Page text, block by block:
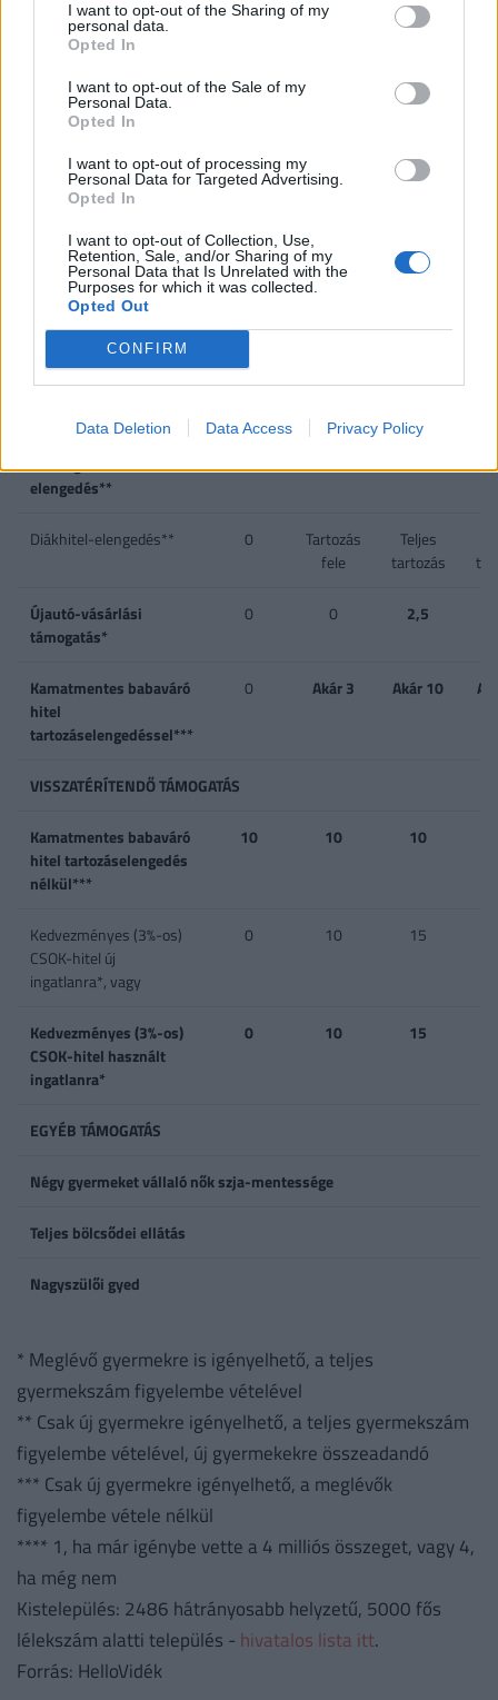
I want to opt-out of the Sharing of my
personal data.
Opted In
I want to opt-out of the Sale of my
Personal Data.
Opted In
I want to opt-out of processing my
Personal Data for Targeted Advertising.
Opted In
I want to opt-out of Collection, Use,
Retention, Sale, and/or Sharing of my
Personal Data that Is Unrelated with the
Purposes for which it was collected.
Opted Out
CONFIRM
Data Deletion Data Access Privacy Policy
gyermek
gyermek
gyermek
VISSZA NEM TÉRÍTENDŐ TÁMOGATÁS
ingatlanra*, vagy
vásárlására (nem
kistelepülés)*, vagy
CSOK használt ingatlan
vásárlására, bővítésére
és/vagy
korszerűsítésére
Jelzáloghitel-
elengedés**
0 1 4
1
Diákhitel-elengedés** 0
Tartozás
fele
Teljes
tartozás
Újautó-vásárlási
támogatás*
0 0 2,5
Kamatmentes babaváró
hitel
tartozáselengedéssel***
0 Akár 3 Akár 10
VISSZATÉRÍTENDŐ TÁMOGATÁS
Kamatmentes babaváró
hitel tartozáselengedés
nélkül***
10 10 10
Kedvezményes (3%-os)
CSOK-hitel új
ingatlanra*, vagy
0 10 15
Kedvezményes (3%-os)
CSOK-hitel használt
ingatlanra*
0 10 15
EGYÉB TÁMOGATÁS
Négy gyermeket vállaló nők szja-mentessége
Teljes bölcsődei ellátás
Nagyszülői gyed
* Meglévő gyermekre is igényelhető, a teljes
gyermekszám figyelembe vételével
** Csak új gyermekre igényelhető, a teljes gyermekszám
figyelembe vételével, új gyermekekre összeadandó
*** Csak új gyermekre igényelhető, a meglévők
figyelembe vétele nélkül
**** 1, ha már igénybe vette a 4 milliós összeget, vagy 4,
ha még nem
Kistelepülés: 2486 hátrányosabb helyzetű, 5000 fős
lélekszám alatti település - hivatalos lista itt.
Forrás: HelloVidék